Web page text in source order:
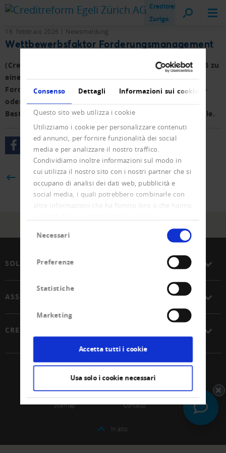
Consenso Dettagli Informazioni sui cookie
Questo sito web utilizza i cookie
Utilizziamo i cookie per personalizzare contenuti
ed annunci, per fornire funzionalità dei social
media e per analizzare il nostro traffico.
Condividiamo inoltre informazioni sul modo in
cui utilizza il nostro sito con i nostri partner che si
occupano di analisi dei dati web, pubblicità e
social media, i quali potrebbero combinarle con
altre informazioni che ha fornito loro o che hanno
delNecessari
Preferenze
Statistiche
Marketing
Accetta tutti i cookie
Usa solo i cookie necessari
Creditreform
Zurigo
16. febbraio 2026 Newsmeldung
Wettbewerbsfaktor Forderungsmanagement
(Creditreform Österreich) Zahlungsfähigkeit wird 2026 zu
einem entscheidenden Erfolgsfaktor.
Forderungsmanagement ist damit kein reines Kosten-
oder Inkassothema mehr, sondern ein integraler
Bestandteil stabiler und nachhaltiger Geschäftsmodelle.
BACK
SOLUZIONI
ASSOCIAZIONE
CREDITREFORM
© 2026 Unione Svizzera Creditreform SCoop
Impressum
Protezione dei dati
Sitemap
Contatto
In alto